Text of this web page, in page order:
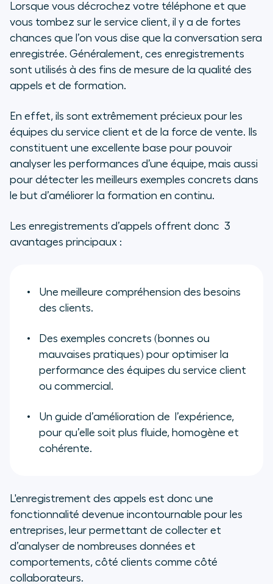
Quels sont les critères à prendre
en compte lors du choix d'une
solution d'enregistrement d’appels
?
l'enregistrement des appels
d'Aircall ?
Comment les clients d'Aircall
utilisent la fonction
enregistrement d’appels ?
Lorsque vous décrochez votre téléphone et que
vous tombez sur le service client, il y a de fortes
chances que l’on vous dise que la conversation sera
enregistrée. Généralement, ces enregistrements
sont utilisés à des fins de mesure de la qualité des
appels et de formation.
En effet, ils sont extrêmement précieux pour les
équipes du service client et de la force de vente. Ils
constituent une excellente base pour pouvoir
analyser les performances d’une équipe, mais aussi
pour détecter les meilleurs exemples concrets dans
le but d’améliorer la formation en continu.
Les enregistrements d’appels offrent donc 3
avantages principaux :
Une meilleure compréhension des besoins
des clients.
Des exemples concrets (bonnes ou
mauvaises pratiques) pour optimiser la
performance des équipes du service client
ou commercial.
Un guide d’amélioration de l’expérience,
pour qu’elle soit plus fluide, homogène et
cohérente.
L'enregistrement des appels est donc une
fonctionnalité devenue incontournable pour les
entreprises, leur permettant de collecter et
d’analyser de nombreuses données et
comportements, côté clients comme côté
collaborateurs.